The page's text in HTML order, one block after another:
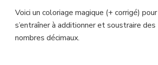
magique
calcul
Voici un coloriage magique (+ corrigé) pour
s’entraîner à additionner et soustraire des
nombres décimaux.